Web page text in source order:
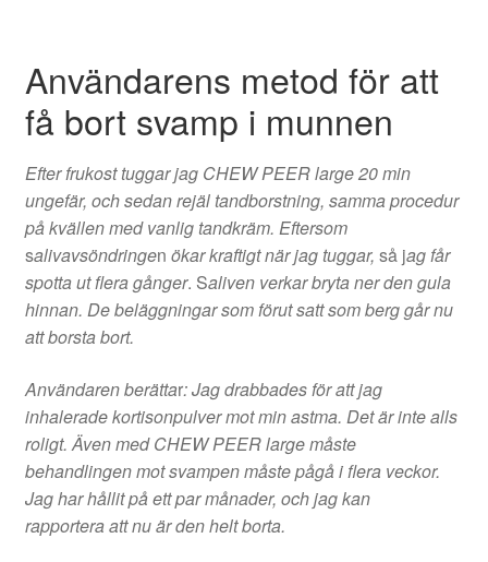
Användarens metod för att
få bort svamp i munnen
Efter frukost tuggar jag CHEW PEER large 20 min
ungefär, och sedan rejäl tandborstning, samma procedur
på kvällen med vanlig tandkräm. Eftersom
salivavsöndringen ökar kraftigt när jag tuggar, så jag får
spotta ut flera gånger. Saliven verkar bryta ner den gula
hinnan. De beläggningar som förut satt som berg går nu
att borsta bort.
Användaren berättar: Jag drabbades för att jag
inhalerade kortisonpulver mot min astma. Det är inte alls
roligt. Även med CHEW PEER large måste
behandlingen mot svampen måste pågå i flera veckor.
Jag har hållit på ett par månader, och jag kan
rapportera att nu är den helt borta.